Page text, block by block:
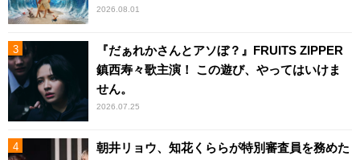
2026.08.01
『だぁれかさんとアソぼ？』FRUITS ZIPPER
鎮西寿々歌主演！ この遊び、やってはいけま
せん。
2026.07.25
朝井リョウ、知花くららが特別審査員を務めた